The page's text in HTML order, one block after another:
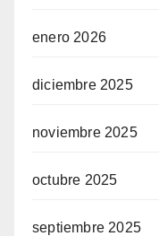
enero 2026
diciembre 2025
noviembre 2025
octubre 2025
septiembre 2025